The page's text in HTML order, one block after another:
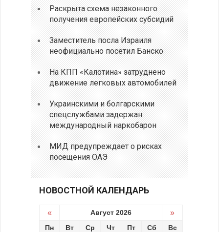
Раскрыта схема незаконного
получения европейских субсидий
Заместитель посла Израиля
неофициально посетил Банско
На КПП «Калотина» затруднено
движение легковых автомобилей
Украинскими и болгарскими
спецслужбами задержан
международный наркобарон
МИД предупреждает о рисках
посещения ОАЭ
НОВОСТНОЙ КАЛЕНДАРЬ
« Август 2026 »
Пн Вт Ср Чт Пт Сб Вс